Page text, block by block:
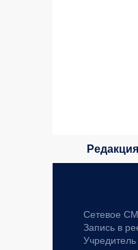
Редакция
Сетевое
Запись в